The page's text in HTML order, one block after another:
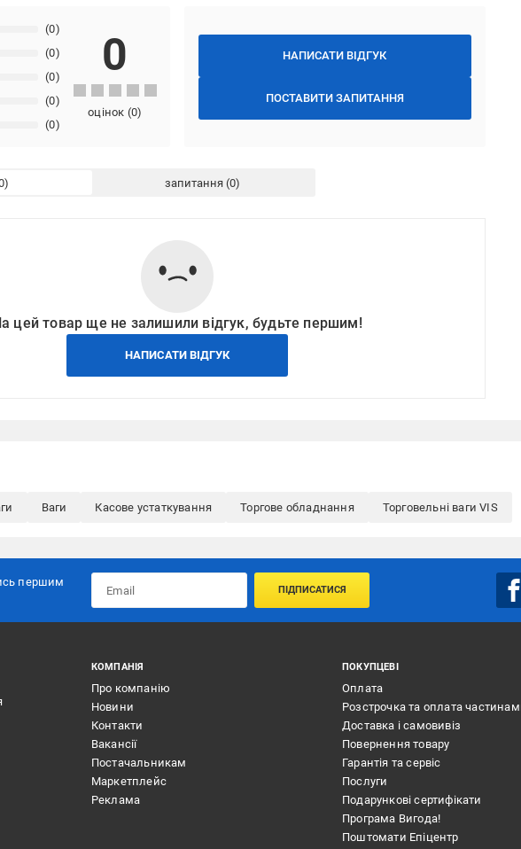
НАПИСАТИ ВІДГУК
ПОСТАВИТИ ЗАПИТАННЯ
(0)
(0)
(0)
(0)
(0)
0
оцінок (0)
запитання
цей товар ще не залишили відгук, будьте першим!
НАПИСАТИ ВІДГУК
Ваги Касове устаткування Торгове обладнання Торговельні ваги VIS
першим
ПІДПИСАТИСЯ
КОМПАНІЯ
Про компанію
Новини
Контакти
Вакансії
Постачальникам
Маркетплейс
Реклама
ПОКУПЦЕВІ
Оплата
Розстрочка та оплата
Доставка і самовивіз
Повернення товару
Гарантія та сервіс
Послуги
Подарункові сертифікати
Програма Вигода!
Поштомати Епіцентр